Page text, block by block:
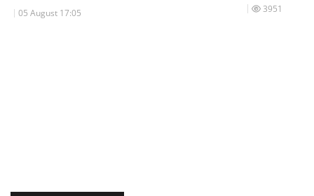
05 August 17:05 3951